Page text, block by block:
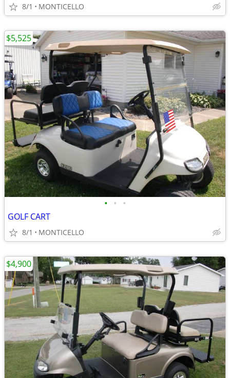
8/1 MONTICELLO
• • •
GOLF CART
8/1 MONTICELLO
$5,525
$4,900